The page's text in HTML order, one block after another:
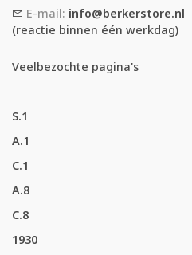
E-mail: info@berkerstore.nl
(reactie binnen één werkdag)
Veelbezochte pagina's
S.1
A.1
C.1
A.8
C.8
1930